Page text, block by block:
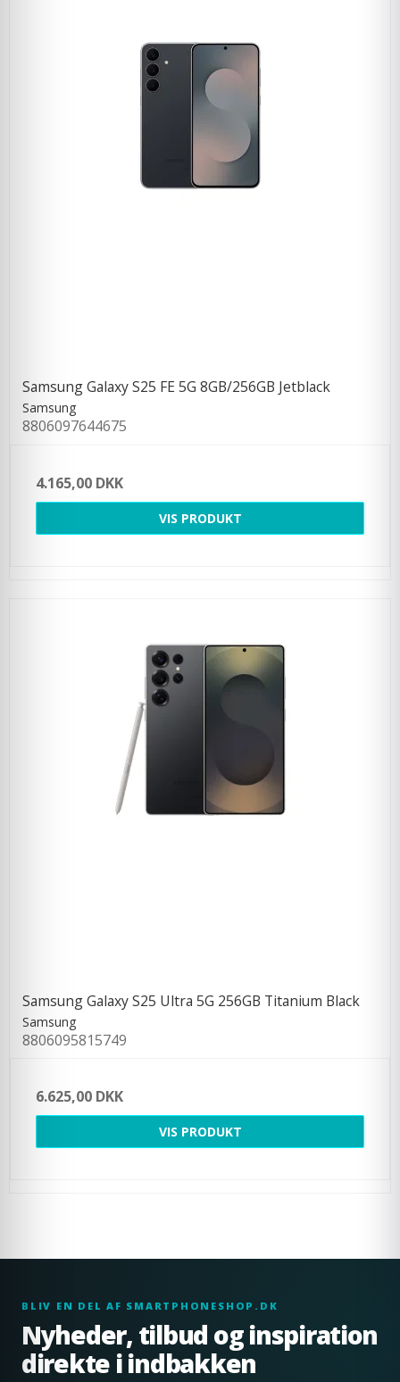
Samsung Galaxy S25 FE 5G 8GB/256GB Jetblack
Samsung
8806097644675
4.165,00 DKK
VIS PRODUKT
Samsung Galaxy S25 Ultra 5G 256GB Titanium Black
Samsung
8806095815749
6.625,00 DKK
VIS PRODUKT
BLIV EN DEL AF SMARTPHONESHOP.DK
Nyheder, tilbud og inspiration
direkte i indbakken